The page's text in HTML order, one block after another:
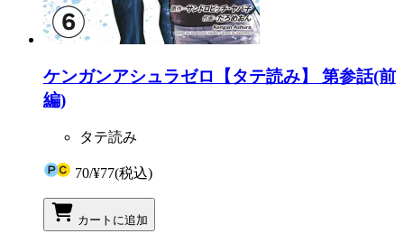
ケンガンアシュラゼロ【タテ読み】 第参話(前
編)
タテ読み
70/¥77(税込)
カートに追加